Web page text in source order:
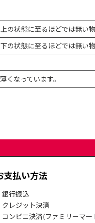
の状態に至るほどでは無い物
の状態に至るほどでは無い物
くなっています。
支払い方法
銀行振込
クレジット決済
コンビニ決済(ファミリーマ